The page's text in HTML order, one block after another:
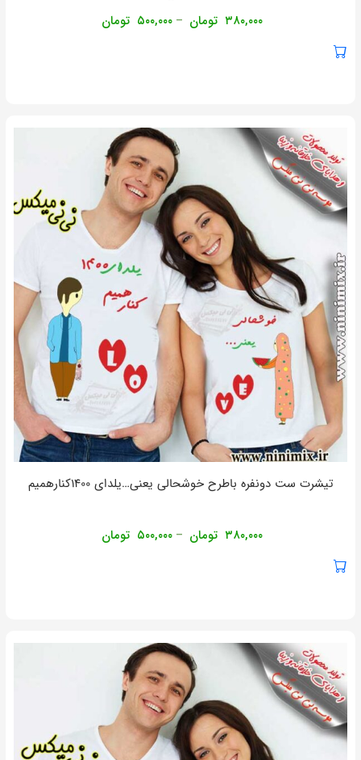
۳۸۰,۰۰۰ تومان – ۵۰۰,۰۰۰ تومان
تیشرت ست دونفره باطرح خوشحالی یعنی…یلدای ۱۴۰۰کنارهمیم
۳۸۰,۰۰۰ تومان – ۵۰۰,۰۰۰ تومان